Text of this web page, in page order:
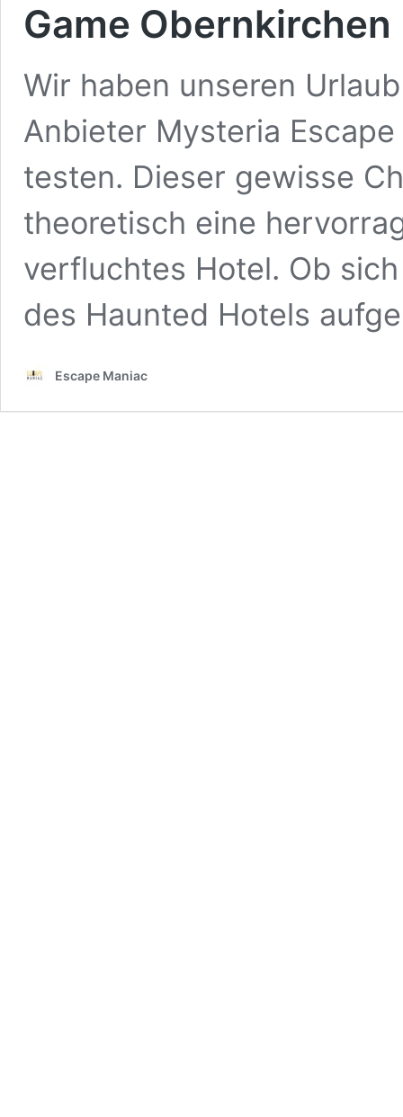
Game Obernkirchen
Wir haben unseren
Anbieter Mysteria
testen. Dieser gewisse
theoretisch eine
verfluchtes Hotel. Ob
des Haunted Hotels
Escape Maniac